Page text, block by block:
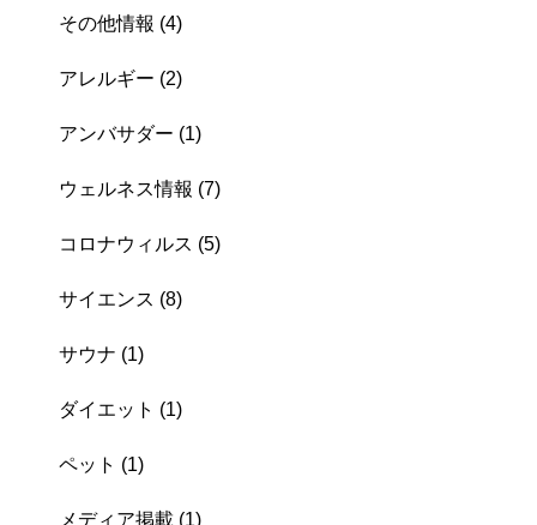
その他情報 (4)
アレルギー (2)
アンバサダー (1)
ウェルネス情報 (7)
コロナウィルス (5)
サイエンス (8)
サウナ (1)
ダイエット (1)
ペット (1)
メディア掲載 (1)